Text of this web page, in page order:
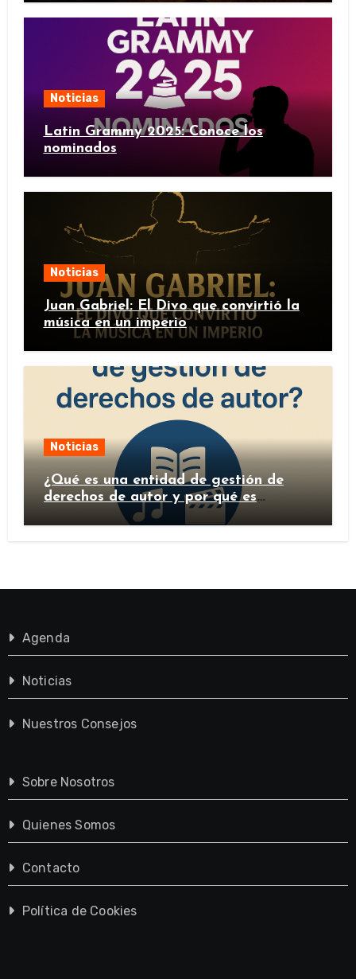
Noticias
Latin Grammy 2025: Conoce los
nominados
Noticias
Juan Gabriel: El Divo que convirtió la
música en un imperio
Noticias
¿Qué es una entidad de gestión de
derechos de autor y por qué es
importante?
Agenda
Noticias
Nuestros Consejos
Sobre Nosotros
Quienes Somos
Contacto
Política de Cookies